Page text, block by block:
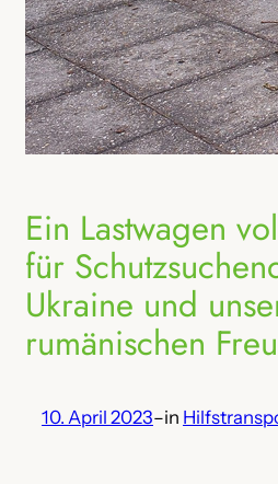
Ein Lastwagen
für
Ukraine und
rumänischen
10. April 2023–in